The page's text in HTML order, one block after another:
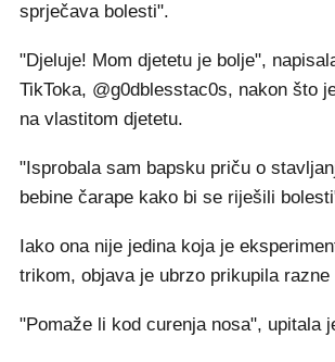
sprječava bolesti".
"Djeluje! Mom djetetu je bolje",
TikToka, @g0dblesstac0s, nakon što
na vlastitom djetetu.
"Isprobala sam bapsku priču o
bebine čarape kako bi se riješili
Iako ona nije jedina koja je
trikom, objava je ubrzo prikupila razne
"Pomaže li kod curenja nosa", upitala